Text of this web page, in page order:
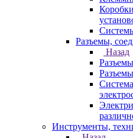
Разъемы,
Назад
Инструменты,